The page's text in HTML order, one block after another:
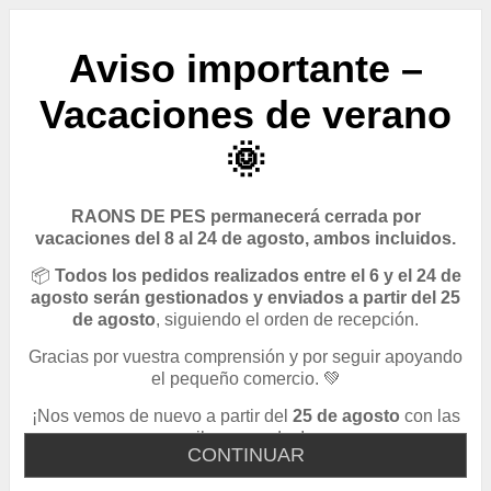
CONTINUAR
Aviso importante –
Vacaciones de verano
🌞
RAONS DE PES permanecerá cerrada por
vacaciones del 8 al 24 de agosto, ambos incluidos.
📦 Todos los pedidos realizados entre el 6 y el 24 de
agosto serán gestionados y enviados a partir del 25
de agosto, siguiendo el orden de recepción.
Gracias por vuestra comprensión y por seguir apoyando
el pequeño comercio. 💚
¡Nos vemos de nuevo a partir del 25 de agosto con las
pilas cargadas!